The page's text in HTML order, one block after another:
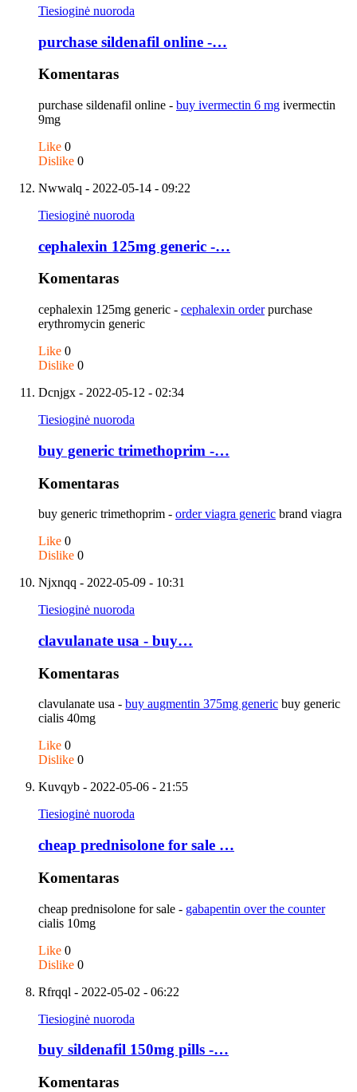
Tiesioginė nuoroda
purchase sildenafil online -…
Komentaras
purchase sildenafil online - buy ivermectin 6 mg ivermectin
9mg
Like 0
Dislike 0
Nwwalq - 2022-05-14 - 09:22
Tiesioginė nuoroda
cephalexin 125mg generic -…
Komentaras
cephalexin 125mg generic - cephalexin orderpurchase
erythromycin generic
Like 0
Dislike 0
Dcnjgx - 2022-05-12 - 02:34
Tiesioginė nuoroda
buy generic trimethoprim -…
Komentaras
buy generic trimethoprim - order viagra generic brand viagra
Like 0
Dislike 0
Njxnqq - 2022-05-09 - 10:31
Tiesioginė nuoroda
clavulanate usa - buy…
Komentaras
clavulanate usa - buy augmentin 375mg generic buy generic
cialis 40mg
Like 0
Dislike 0
Kuvqyb - 2022-05-06 - 21:55
Tiesioginė nuoroda
cheap prednisolone for sale …
Komentaras
cheap prednisolone for sale - gabapentin over the counter
cialis 10mg
Like 0
Dislike 0
Rfrqql - 2022-05-02 - 06:22
Tiesioginė nuoroda
buy sildenafil 150mg pills -…
Komentaras